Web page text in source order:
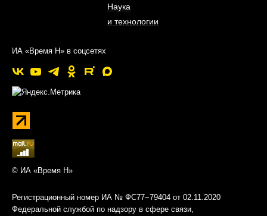
Наука
и технологии
ИА «Время Н» в соцсетях
© ИА «Время Н»
Регистрационный номер ИА № ФС77−79404 от 02.11.2020
Федеральной службой по надзору в сфере связи,